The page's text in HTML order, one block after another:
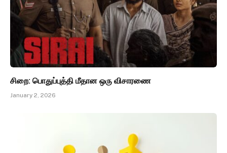
சிறை: பொதுப்புத்தி மீதான ஒரு விசாரணை
January 2, 2026